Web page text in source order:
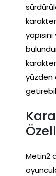
yüzden
Metin2